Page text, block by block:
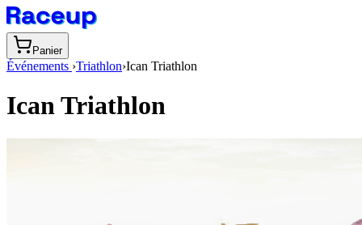
Panier
Événements ›Triathlon›Ican Triathlon
Ican Triathlon